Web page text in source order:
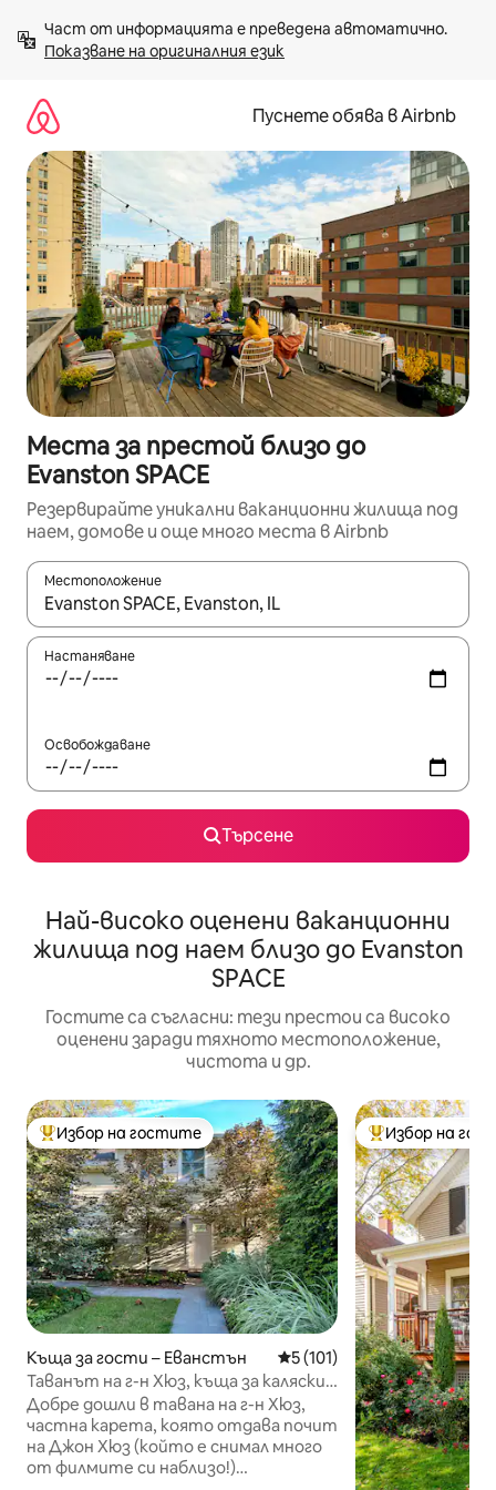
към
съдържанието
Показване на оригиналния език
Пуснете обява в Airbnb
Места за престой близо до
Evanston SPACE
Резервирайте уникални ваканционни жилища под
наем, домове и още много места в Airbnb
Местоположение
Когато резултатите се покажат, използвайте
Настаняване
Освобождаване
Търсене
Най-високо оценени ваканционни
жилища под наем близо до Evanston
SPACE
Гостите са съгласни: тези престои са високо
оценени заради тяхното местоположение,
чистота и др.
Най-популярен избор на гостите
Избор на гостите
Къща за гости – Еванстън Средна оценка: 5 от 5,
5 (101)
Таванът на г-н Хюз, къща за каляски
и файтони в стил 80-те
Добре дошли в тавана на г-н Хюз,
частна карета, която отдава почит
на Джон Хюз (който е снимал много
от филмите си наблизо!)
Най-популярен
Избор на